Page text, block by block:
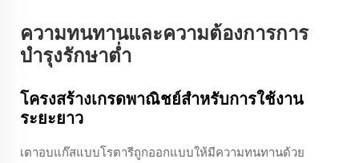
ความทนทานและความต้องการการ
บำรุงรักษาต่ำ
โครงสร้างเกรดพาณิชย์สำหรับการใช้งาน
ระยะยาว
เตาอบแก๊สแบบโรตารีถูกออกแบบให้มีความทนทานด้วย